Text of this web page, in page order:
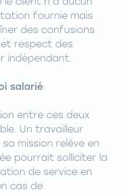
client n’a aucun
fournie mais
des confusions
respect des
indépendant.
salarié
entre ces deux
Un travailleur
mission relève en
pourrait solliciter la
de service en
cas de